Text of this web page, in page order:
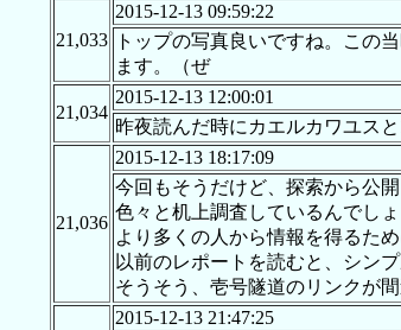
21,033
2015-12-13 09:59:22
トップの写真良いですね。この
ます。（ぜ
21,034
2015-12-13 12:00:01
昨夜読んだ時にカエルカワユス
21,036
2015-12-13 18:17:09
今回もそうだけど、探索から公
色々と机上調査しているんでし
より多くの人から情報を得るた
以前のレポートを読むと、シン
そうそう、壱号隧道のリンクが
2015-12-13 21:47:25